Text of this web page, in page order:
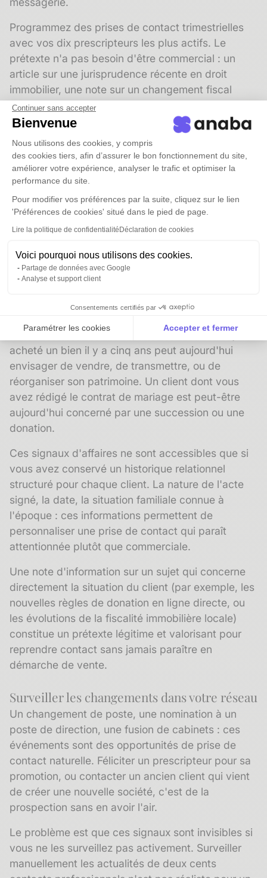
Continuer sans accepter
Bienvenue
Nous utilisons des cookies, y compris
des cookies tiers, afin d’assurer le bon fonctionnement du site,
améliorer votre expérience, analyser le trafic et optimiser la
performance du site.
Pour modifier vos préférences par la suite, cliquez sur le lien
'Préférences de cookies' situé dans le pied de page.
Lire la politique de confidentialitéDéclaration de cookies
Voici pourquoi nous utilisons des cookies.
Partage de données avec Google
Analyse et support client
Consentements certifiés par
Paramétrer les cookies Accepter et fermer
Axeptio consent
Plateforme de Gestion du Consentement :
Notre plateforme vous permet d'adapter et de gérer
Programmez des prises de contact trimestrielles
avec vos dix prescripteurs les plus actifs. Le
prétexte n'a pas besoin d'être commercial : un
article sur une jurisprudence récente en droit
immobilier, une note sur un changement fiscal
affectant les SCI familiales, ou une simple
invitation à déjeuner suffisent à maintenir la
Utilisez la segmentationpour distinguer vos
prescripteurs actifs, dormants et potentiels. Un
adressé des clients par le passé mais avec qui
vous n'avez pas eu d'échange depuis plus de six
spécifique, différente de celle que vous adressez à
un nouveau contact.
Réactiver les anciens clients au bon moment
sur des événements déclencheurs. Un client qui a
acheté un bien il y a cinq ans peut aujourd'hui
envisager de vendre, de transmettre, ou de
réorganiser son patrimoine. Un client dont vous
avez rédigé le contrat de mariage est peut-être
aujourd'hui concerné par une succession ou une
donation.
Ces signaux d'affaires ne sont accessibles que si
vous avez conservé un historique relationnel
structuré pour chaque client. La nature de l'acte
signé, la date, la situation familiale connue à
l'époque : ces informations permettent de
personnaliser une prise de contact qui paraît
attentionnée plutôt que commerciale.
Une note d'information sur un sujet qui concerne
directement la situation du client (par exemple, les
nouvelles règles de donation en ligne directe, ou
les évolutions de la fiscalité immobilière locale)
constitue un prétexte légitime et valorisant pour
reprendre contact sans jamais paraître en
démarche de vente.
Surveiller les changements dans votre réseau
Un changement de poste, une nomination à un
poste de direction, une fusion de cabinets : ces
événements sont des opportunités de prise de
contact naturelle. Féliciter un prescripteur pour sa
promotion, ou contacter un ancien client qui vient
de créer une nouvelle société, c'est de la
prospection sans en avoir l'air.
Le problème est que ces signaux sont invisibles si
vous ne les surveillez pas activement. Surveiller
manuellement les actualités de deux cents